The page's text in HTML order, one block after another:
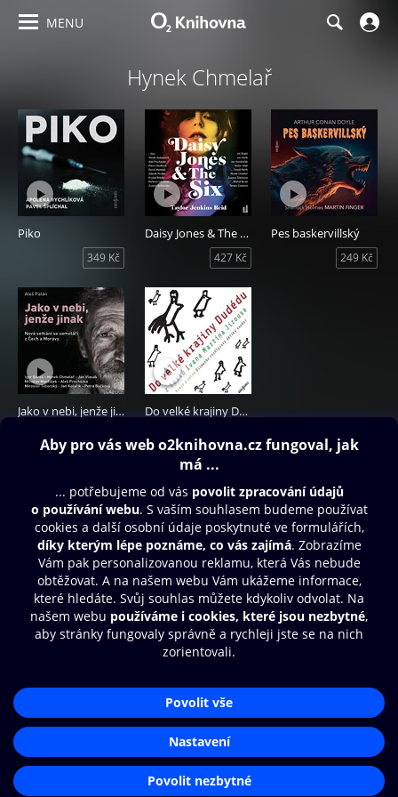
MENU
Hynek Chmelař
Piko
349 Kč
Daisy Jones & The Six
427 Kč
Pes baskervillský
249 Kč
Jako v nebi, jenže jinak
299 Kč
Do velké krajiny Dudédu
Obsah ke stažení
Moje O2 Knihovna
Další zábava
© O2 Czech Republic a.s.
Přístupnost
Zásady zpracování osobních údajů
Nastavení cookies
Aplikace O2 Knihovna
Čti a poslouchej své e-knihy a
audioknihy rychleji a pohodlněji.